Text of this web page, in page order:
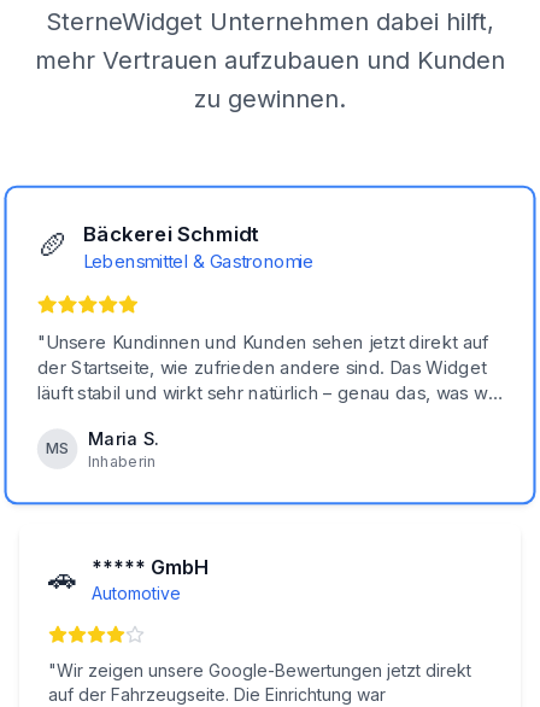
SterneWidget Unternehmen dabei hilft,
mehr Vertrauen aufzubauen und Kunden
zu gewinnen.
🥖 Bäckerei Schmidt
Lebensmittel & Gastronomie
"Unsere Kundinnen und Kunden sehen jetzt direkt auf
der Startseite, wie zufrieden andere sind. Das Widget
läuft stabil und wirkt sehr natürlich – genau das, was wir
MS Maria S.
Inhaberin
🚗 ***** GmbH
Automotive
"Wir zeigen unsere Google-Bewertungen jetzt direkt
auf der Fahrzeugseite. Die Einrichtung war